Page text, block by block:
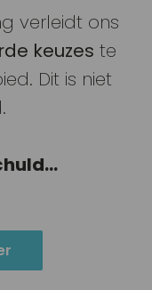
verleidt ons
keuzes te
Dit is niet